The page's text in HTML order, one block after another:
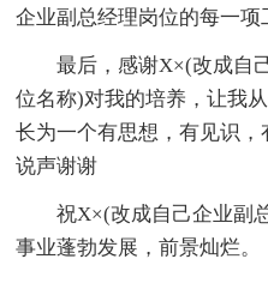
企业副总经理岗位的每一项
最后，感谢X×(改成自
位名称)对我的培养，让我
长为一个有思想，有见识
说声谢谢
祝X×(改成自己企业副
事业蓬勃发展，前景灿烂。